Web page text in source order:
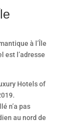
à l’Île
est l’adresse
Hotels of
n’a pas
au nord de